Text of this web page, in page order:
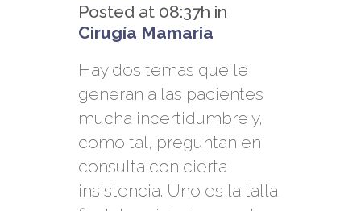
Posted at 08:37h in
Cirugía Mamaria
Hay dos temas que le
generan a las pacientes
mucha incertidumbre y,
como tal, preguntan en
consulta con cierta
insistencia. Uno es la talla